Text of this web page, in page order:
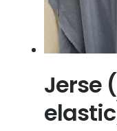
Jerse